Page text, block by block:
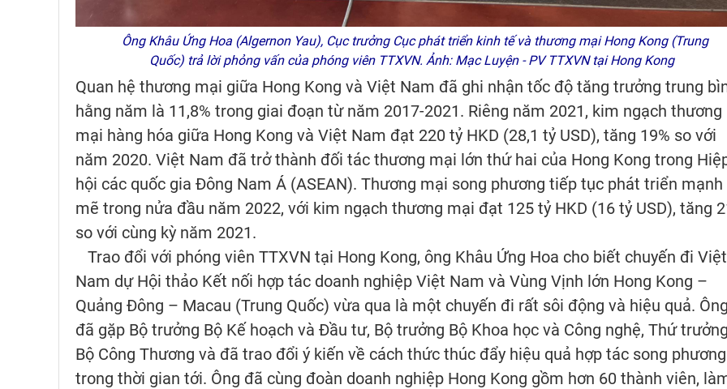
Ông Khâu Ứng Hoa (Algernon Yau), Cục trưởng Cục phát triển kinh tế và thương mại Hong Kong (Trung
Quốc) trả lời phỏng vấn của phóng viên TTXVN. Ảnh: Mạc Luyện - PV TTXVN tại Hong Kong
Quan hệ thương mại giữa Hong Kong và Việt Nam đã ghi nhận tốc độ tăng trưởng trung
hằng năm là 11,8% trong giai đoạn từ năm 2017-2021. Riêng năm 2021, kim ngạch thương
mại hàng hóa giữa Hong Kong và Việt Nam đạt 220 tỷ HKD (28,1 tỷ USD), tăng 19% so với
năm 2020. Việt Nam đã trở thành đối tác thương mại lớn thứ hai của Hong Kong trong
hội các quốc gia Đông Nam Á (ASEAN). Thương mại song phương tiếp tục phát triển mạnh
mẽ trong nửa đầu năm 2022, với kim ngạch thương mại đạt 125 tỷ HKD (16 tỷ USD), tăng
so với cùng kỳ năm 2021.
Trao đổi với phóng viên TTXVN tại Hong Kong, ông Khâu Ứng Hoa cho biết chuyến đi Việt
Nam dự Hội thảo Kết nối hợp tác doanh nghiệp Việt Nam và Vùng Vịnh lớn Hong Kong –
Quảng Đông – Macau (Trung Quốc) vừa qua là một chuyến đi rất sôi động và hiệu quả.
đã gặp Bộ trưởng Bộ Kế hoạch và Đầu tư, Bộ trưởng Bộ Khoa học và Công nghệ, Thứ
Bộ Công Thương và đã trao đổi ý kiến về cách thức thúc đẩy hiệu quả hợp tác song phương
trong thời gian tới. Ông đã cùng đoàn doanh nghiệp Hong Kong gồm hơn 60 thành viên,